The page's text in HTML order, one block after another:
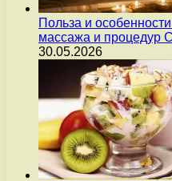
Польза и
массажа и процедур
30.05.2026